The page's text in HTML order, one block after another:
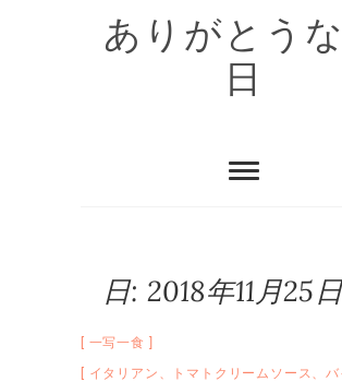
ありがとう
日
日: 2018年11月25日
一写一食
イタリアン 、 トマトクリームソース、